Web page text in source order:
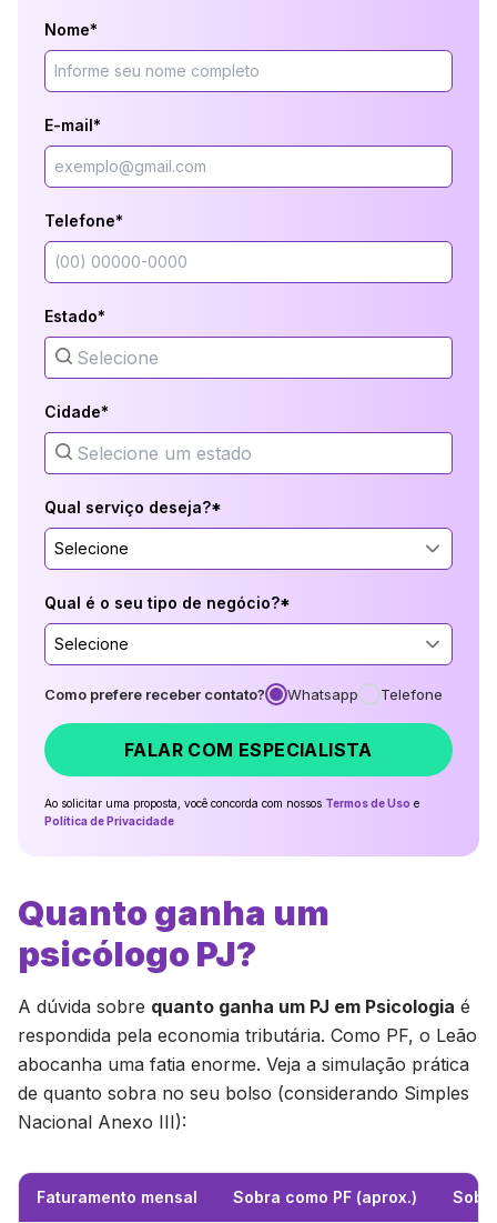
Nome*
E-mail*
Telefone*
Estado*
Cidade*
Qual serviço deseja?*
Selecione
Qual é o seu tipo de negócio?*
Selecione
Como prefere receber contato? Whatsapp Telefone
FALAR COM ESPECIALISTA
Ao solicitar uma proposta, você concorda com nossos Termos de Uso e
Política de Privacidade
Quanto ganha um
psicólogo PJ?
A dúvida sobre quanto ganha um PJ em Psicologia é
respondida pela economia tributária. Como PF, o Leão
abocanha uma fatia enorme. Veja a simulação prática
de quanto sobra no seu bolso (considerando Simples
Nacional Anexo III):
Faturamento mensal Sobra como PF (aprox.)